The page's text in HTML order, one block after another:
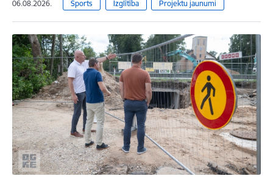
06.08.2026. Sports Izglītība Projektu jaunumi